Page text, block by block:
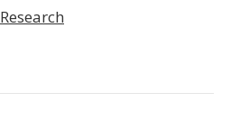
Research